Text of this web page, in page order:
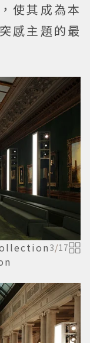
使其成為本
感主題的最
3/17